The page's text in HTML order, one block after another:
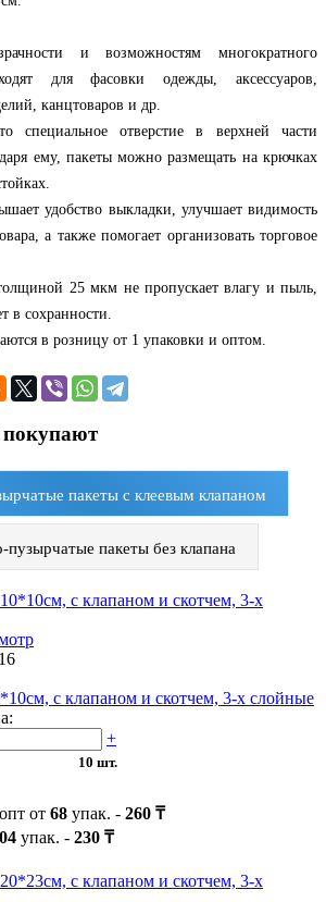
и возможностям многократного
для фасовки одежды, аксессуаров,
канцтоваров и др.
специальное отверстие в верхней части
ему, пакеты можно размещать на крючках
удобство выкладки, улучшает видимость
а также помогает организовать торговое
25 мкм не пропускает влагу и пыль,
в сохранности.
в розницу от 1 упаковки и оптом.
пакеты с клеевым клапаном
пакеты без клапана
с клапаном и скотчем, 3-х слойные
+
10 шт.
от 68 упак. - 260 ₸
упак. - 230 ₸